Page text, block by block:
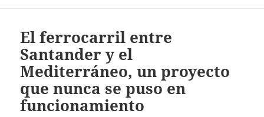
El ferrocarril entre
Santander y el
Mediterráneo, un proyecto
que nunca se puso en
funcionamiento